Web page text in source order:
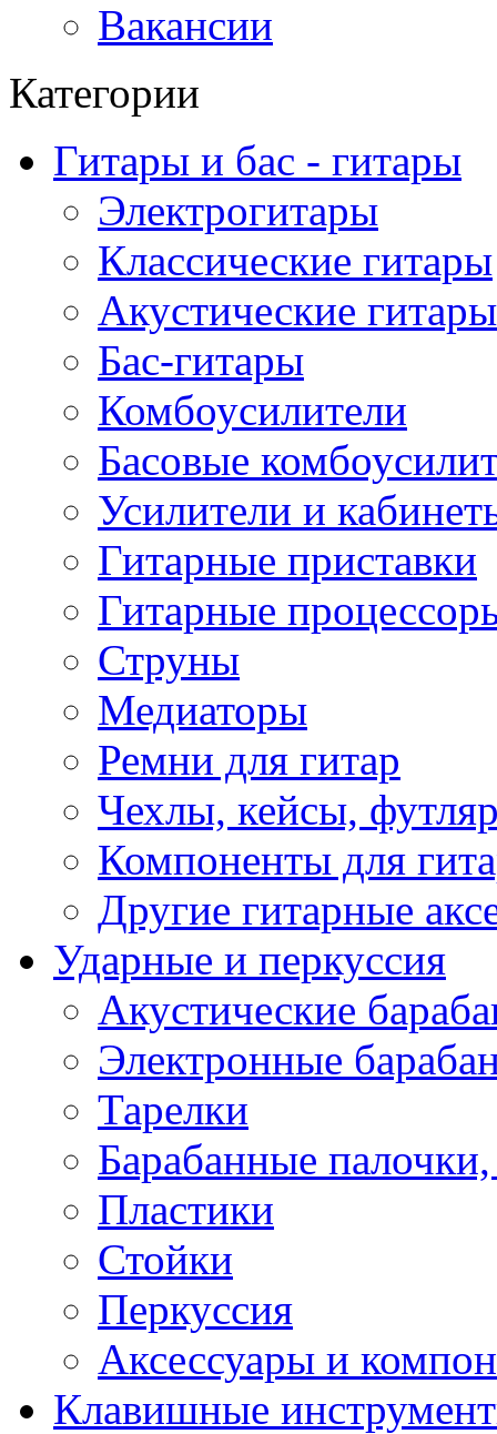
Вакансии
Категории
Гитары и бас - гитары
Электрогитары
Классические гитары
Акустические гитары
Бас-гитары
Комбоусилители
Басовые
Усилители и
Гитарные приставки
Гитарные
Струны
Медиаторы
Ремни для гитар
Чехлы, кейсы,
Компоненты для
Другие гитарные
Ударные и перкуссия
Акустические
Электронные
Тарелки
Барабанные
Пластики
Стойки
Перкуссия
Аксессуары и
Клавишные